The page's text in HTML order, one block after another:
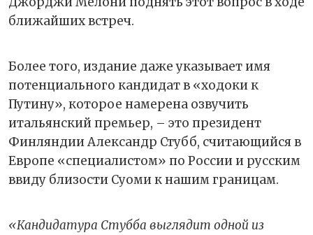
ближайших встреч.
Более того, издание даже указывает имя
потенциального кандидат в «ходоки к
Путину», которое намерена озвучить
итальянский премьер, – это президент
Финляндии Александр Стубб, считающийся в
Европе «специалистом» по России и русским
ввиду близости Суоми к нашим границам.
«Кандидатура Стубба выглядит одной из